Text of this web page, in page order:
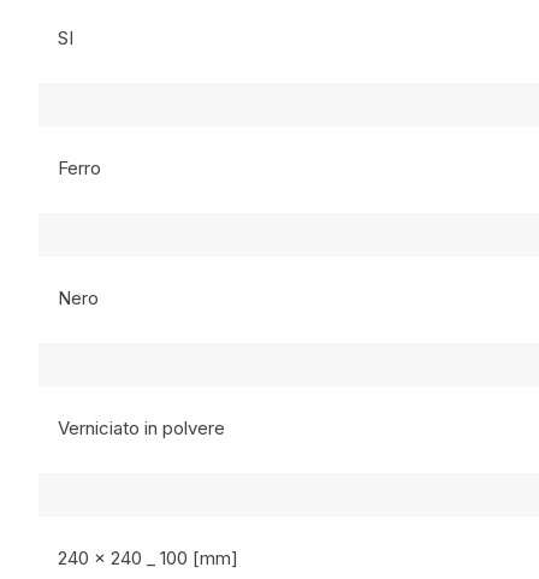
SI
Ferro
Nero
Verniciato in polvere
240 x 240 _ 100 [mm]